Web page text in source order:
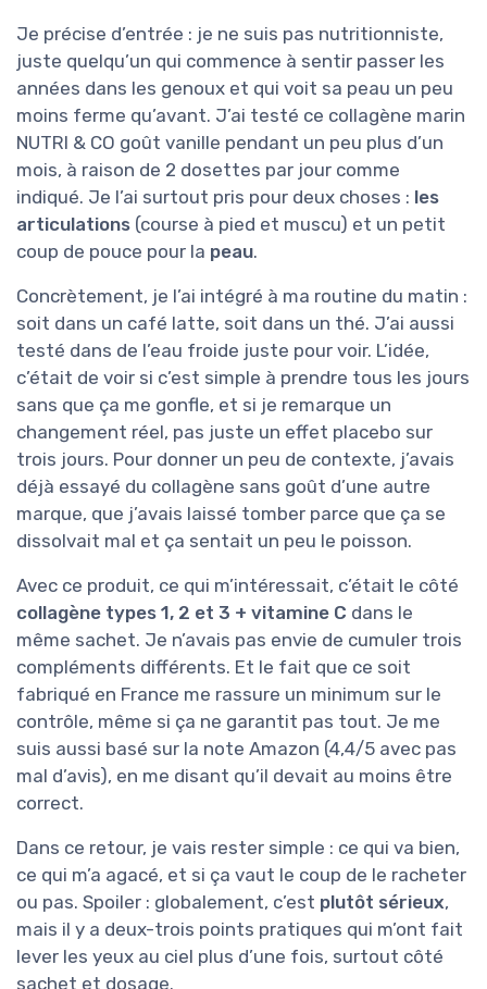
Je précise d’entrée : je ne suis pas nutritionniste,
juste quelqu’un qui commence à sentir passer les
années dans les genoux et qui voit sa peau un peu
moins ferme qu’avant. J’ai testé ce collagène marin
NUTRI & CO goût vanille pendant un peu plus d’un
mois, à raison de 2 dosettes par jour comme
indiqué. Je l’ai surtout pris pour deux choses : les
articulations (course à pied et muscu) et un petit
coup de pouce pour la peau.
Concrètement, je l’ai intégré à ma routine du matin :
soit dans un café latte, soit dans un thé. J’ai aussi
testé dans de l’eau froide juste pour voir. L’idée,
c’était de voir si c’est simple à prendre tous les jours
sans que ça me gonfle, et si je remarque un
changement réel, pas juste un effet placebo sur
trois jours. Pour donner un peu de contexte, j’avais
déjà essayé du collagène sans goût d’une autre
marque, que j’avais laissé tomber parce que ça se
dissolvait mal et ça sentait un peu le poisson.
Avec ce produit, ce qui m’intéressait, c’était le côté
collagène types 1, 2 et 3 + vitamine C dans le
même sachet. Je n’avais pas envie de cumuler trois
compléments différents. Et le fait que ce soit
fabriqué en France me rassure un minimum sur le
contrôle, même si ça ne garantit pas tout. Je me
suis aussi basé sur la note Amazon (4,4/5 avec pas
mal d’avis), en me disant qu’il devait au moins être
correct.
Dans ce retour, je vais rester simple : ce qui va bien,
ce qui m’a agacé, et si ça vaut le coup de le racheter
ou pas. Spoiler : globalement, c’est plutôt sérieux,
mais il y a deux-trois points pratiques qui m’ont fait
lever les yeux au ciel plus d’une fois, surtout côté
sachet et dosage.